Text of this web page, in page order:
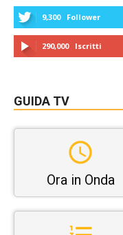
9,300 Follower
290,000 Iscritti
GUIDA TV
Ora in Onda